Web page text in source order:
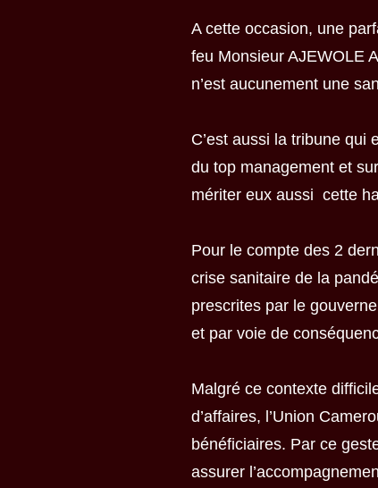
A cette occasion, une
feu Monsieur AJEWOLE
n’est aucunement une
C’est aussi la tribune qui
du top management et
mériter eux aussi cette
Pour le compte des 2
crise sanitaire de la
prescrites par le
et par voie de
Malgré ce contexte
d’affaires, l’Union
bénéficiaires. Par ce
assurer